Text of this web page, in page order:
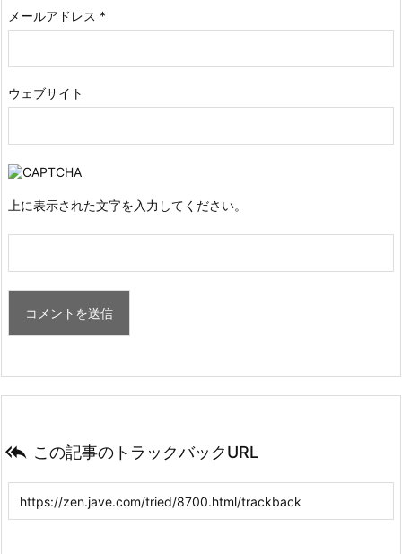
メールアドレス *
ウェブサイト
上に表示された文字を入力してください。
 この記事のトラックバックURL